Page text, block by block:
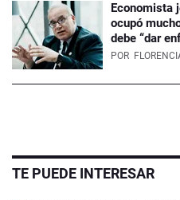
Economista
ocupó
debe “dar
POR
TE PUEDE INTERESAR